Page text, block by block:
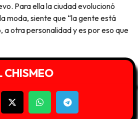
Para ella la ciudad evolucionó
moda, siente que “la gente está
a otra personalidad y es por eso que
CHISMEO